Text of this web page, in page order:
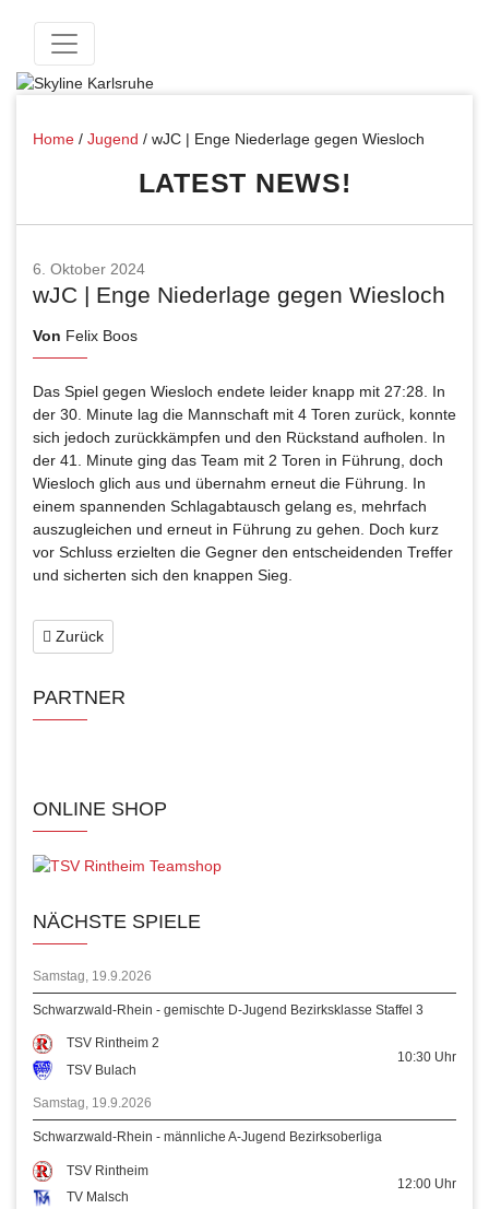
Home / Jugend / wJC | Enge Niederlage gegen Wiesloch
LATEST NEWS!
6. Oktober 2024
wJC | Enge Niederlage gegen Wiesloch
Von Felix Boos
Das Spiel gegen Wiesloch endete leider knapp mit 27:28. In
der 30. Minute lag die Mannschaft mit 4 Toren zurück, konnte
sich jedoch zurückkämpfen und den Rückstand aufholen. In
der 41. Minute ging das Team mit 2 Toren in Führung, doch
Wiesloch glich aus und übernahm erneut die Führung. In
einem spannenden Schlagabtausch gelang es, mehrfach
auszugleichen und erneut in Führung zu gehen. Doch kurz
vor Schluss erzielten die Gegner den entscheidenden Treffer
und sicherten sich den knappen Sieg.
Zurück
PARTNER
ONLINE SHOP
NÄCHSTE SPIELE
Samstag, 19.9.2026
Schwarzwald-Rhein - gemischte D-Jugend Bezirksklasse Staffel 3
TSV Rintheim 2
TSV Bulach
10:30 Uhr
Samstag, 19.9.2026
Schwarzwald-Rhein - männliche A-Jugend Bezirksoberliga
TSV Rintheim
TV Malsch
12:00 Uhr